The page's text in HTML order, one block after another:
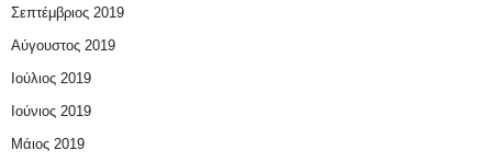
Σεπτέμβριος 2019
Αύγουστος 2019
Ιούλιος 2019
Ιούνιος 2019
Μάιος 2019